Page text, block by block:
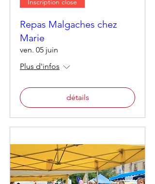
Repas Malgaches chez
Marie
ven. 05 juin
Plus d'infos
détails